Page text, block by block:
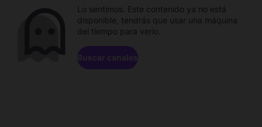
Lo sentimos. Este contenido ya no está
disponible, tendrás que usar una máquina
del tiempo para verlo.
Buscar canales